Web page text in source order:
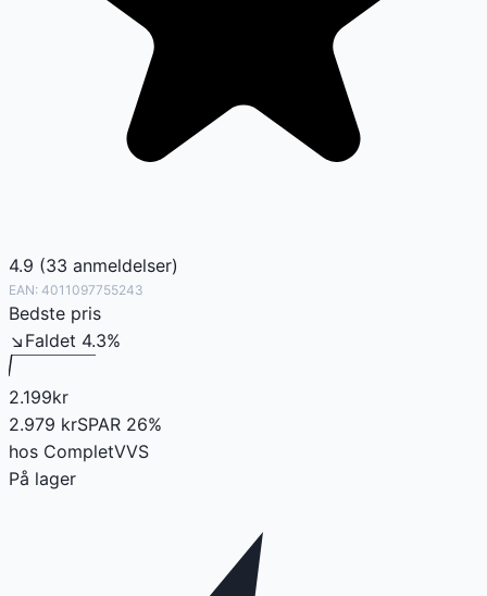
4.9 (33 anmeldelser)
EAN: 4011097755243
Bedste pris
↘ Faldet 4.3%
2.199kr
2.979 krSPAR 26%
hos CompletVVS
På lager